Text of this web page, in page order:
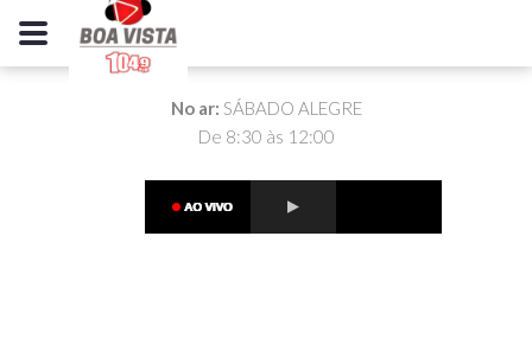
No ar: SÁBADO ALEGRE
De 8:30 às 12:00